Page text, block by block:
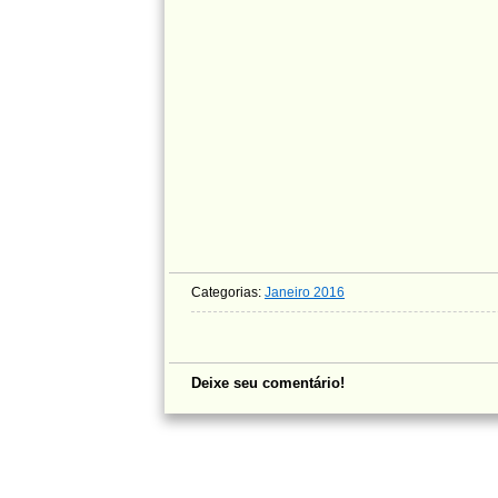
Categorias: Janeiro 2016
Deixe seu comentário!